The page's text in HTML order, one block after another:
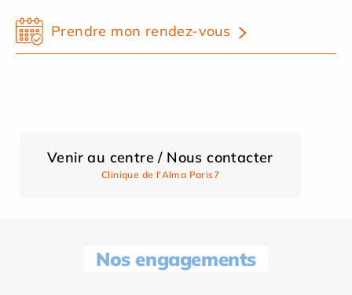
Prendre mon rendez-vous
Venir au centre / Nous contacter
Clinique de l'Alma Paris7
Nos engagements